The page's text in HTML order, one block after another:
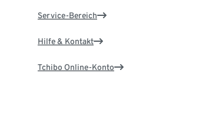
Service-Bereich
Hilfe & Kontakt
Tchibo Online-Konto